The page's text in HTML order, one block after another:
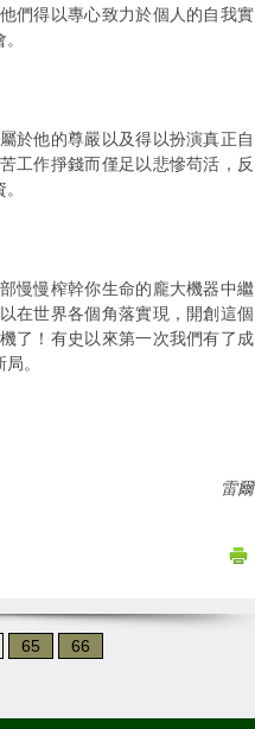
們得以專心致力於個人的自我實
於他的尊嚴以及得以扮演真正自
工作掙錢而僅足以悲慘苟活，反
慢慢榨幹你生命的龐大機器中繼
在世界各個角落實現，開創這個
了！有史以來第一次我們有了成
。
雷爾
65 66